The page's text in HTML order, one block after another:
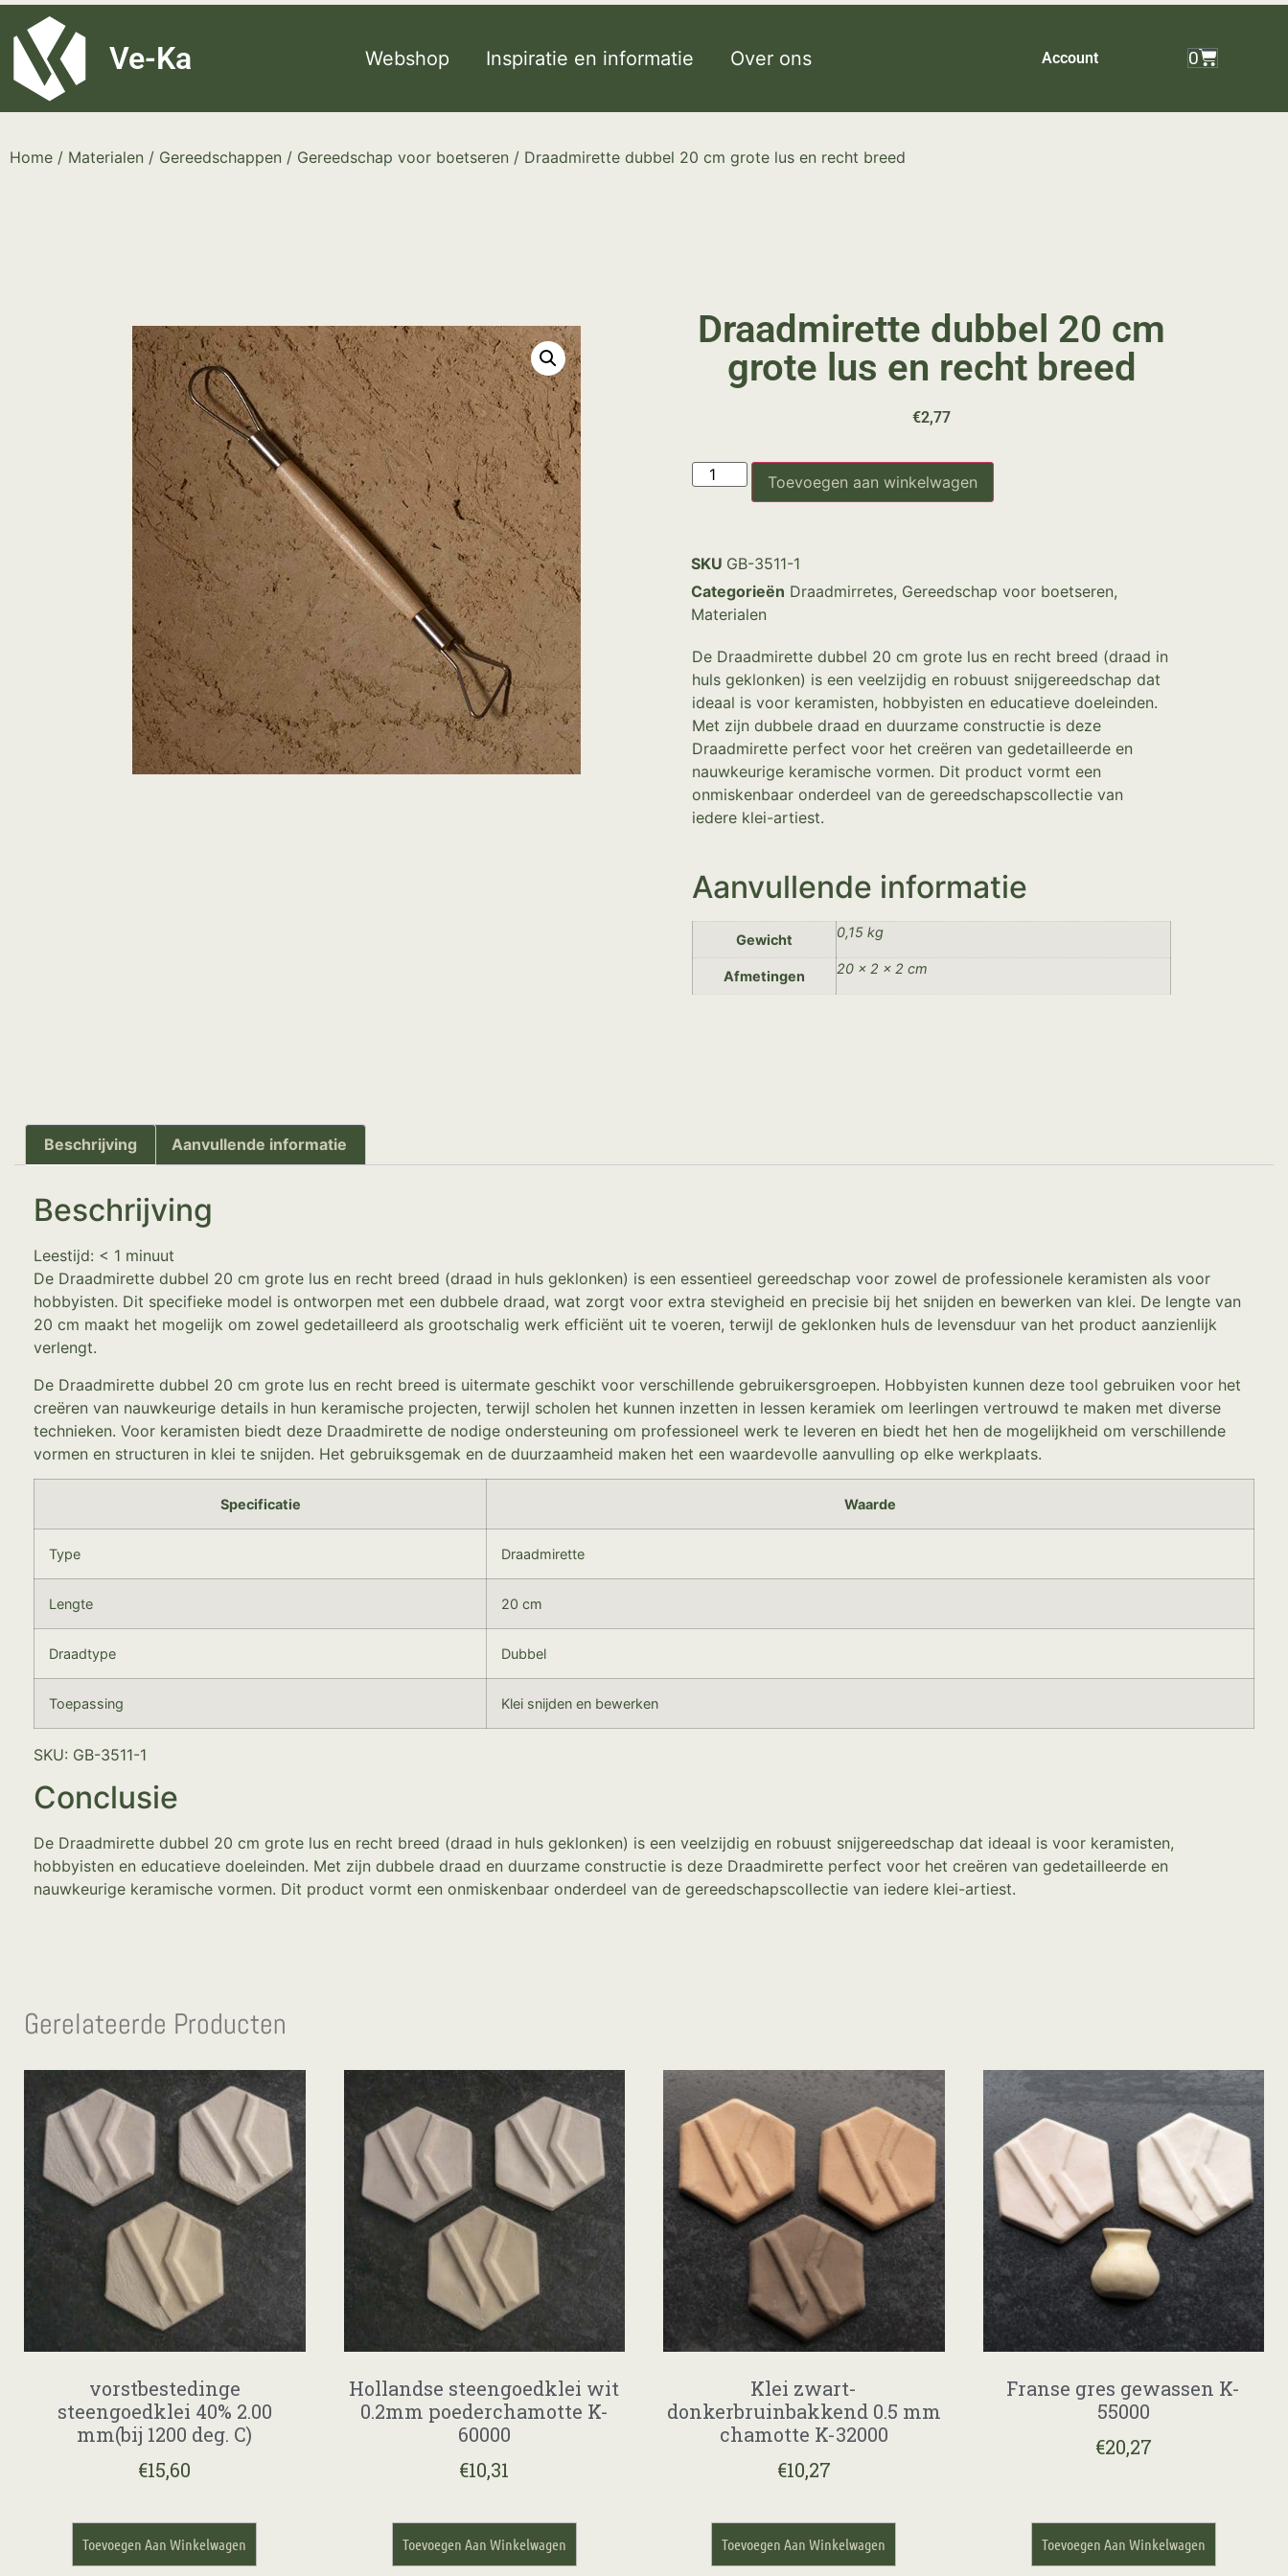
G-8P7N3X5BJ9
Ve-Ka Webshop Inspiratie en informatie Over ons Account 0
Home / Materialen / Gereedschappen / Gereedschap voor boetseren / Draadmirette dubbel 20 cm grote lus en recht breed
Draadmirette dubbel 20 cm
grote lus en recht breed
€2,77
Toevoegen aan winkelwagen
SKU GB-3511-1
Categorieën Draadmirretes, Gereedschap voor boetseren,
Materialen
De Draadmirette dubbel 20 cm grote lus en recht breed (draad in
huls geklonken) is een veelzijdig en robuust snijgereedschap dat
ideaal is voor keramisten, hobbyisten en educatieve doeleinden.
Met zijn dubbele draad en duurzame constructie is deze
Draadmirette perfect voor het creëren van gedetailleerde en
nauwkeurige keramische vormen. Dit product vormt een
onmiskenbaar onderdeel van de gereedschapscollectie van
iedere klei-artiest.
Aanvullende informatie
Gewicht 0,15 kg
Afmetingen 20 × 2 × 2 cm
Beschrijving Aanvullende informatie
Beschrijving
Leestijd: < 1 minuut
De Draadmirette dubbel 20 cm grote lus en recht breed (draad in huls geklonken) is een essentieel gereedschap voor zowel de professionele keramisten als voor
hobbyisten. Dit specifieke model is ontworpen met een dubbele draad, wat zorgt voor extra stevigheid en precisie bij het snijden en bewerken van klei. De lengte van
20 cm maakt het mogelijk om zowel gedetailleerd als grootschalig werk efficiënt uit te voeren, terwijl de geklonken huls de levensduur van het product aanzienlijk
verlengt.
De Draadmirette dubbel 20 cm grote lus en recht breed is uitermate geschikt voor verschillende gebruikersgroepen. Hobbyisten kunnen deze tool gebruiken voor het
creëren van nauwkeurige details in hun keramische projecten, terwijl scholen het kunnen inzetten in lessen keramiek om leerlingen vertrouwd te maken met diverse
technieken. Voor keramisten biedt deze Draadmirette de nodige ondersteuning om professioneel werk te leveren en biedt het hen de mogelijkheid om verschillende
vormen en structuren in klei te snijden. Het gebruiksgemak en de duurzaamheid maken het een waardevolle aanvulling op elke werkplaats.
Specificatie Waarde
Type Draadmirette
Lengte 20 cm
Draadtype Dubbel
Toepassing Klei snijden en bewerken
SKU: GB-3511-1
Conclusie
De Draadmirette dubbel 20 cm grote lus en recht breed (draad in huls geklonken) is een veelzijdig en robuust snijgereedschap dat ideaal is voor keramisten,
hobbyisten en educatieve doeleinden. Met zijn dubbele draad en duurzame constructie is deze Draadmirette perfect voor het creëren van gedetailleerde en
nauwkeurige keramische vormen. Dit product vormt een onmiskenbaar onderdeel van de gereedschapscollectie van iedere klei-artiest.
Gerelateerde Producten
vorstbestedinge
steengoedklei 40% 2.00
mm(bij 1200 deg. C)
€15,60
Toevoegen Aan Winkelwagen
Hollandse steengoedklei wit
0.2mm poederchamotte K-
60000
€10,31
Toevoegen Aan Winkelwagen
Klei zwart-
donkerbruinbakkend 0.5 mm
chamotte K-32000
€10,27
Toevoegen Aan Winkelwagen
Franse gres gewassen K-
55000
€20,27
Toevoegen Aan Winkelwagen